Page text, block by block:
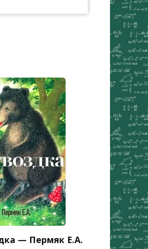
— Пермяк Е.А.